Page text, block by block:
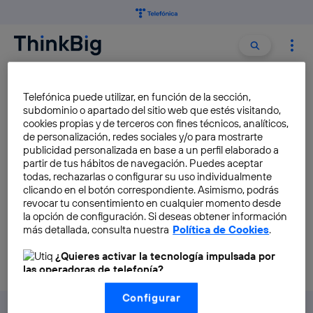
Buscar
DIA DEL PADRE
Las recomendaciones de
Movistar+ en el Dia del Padre
Beatriz Iznaola
Telefónica puede utilizar, en función de la sección,
subdominio o apartado del sitio web que estés visitando,
cookies propias y de terceros con fines técnicos, analíticos,
de personalización, redes sociales y/o para mostrarte
publicidad personalizada en base a un perfil elaborado a
partir de tus hábitos de navegación. Puedes aceptar
todas, rechazarlas o configurar su uso individualmente
clicando en el botón correspondiente. Asimismo, podrás
revocar tu consentimiento en cualquier momento desde
la opción de configuración. Si deseas obtener información
más detallada, consulta nuestra Política de Cookies.
¿Quieres activar la tecnología impulsada por
las operadoras de telefonía?
Nosotros, Telefónica S.A., utilizamos la tecnología Utiq para
realizar nuestras acciones de marketing digital o análisis
Configurar